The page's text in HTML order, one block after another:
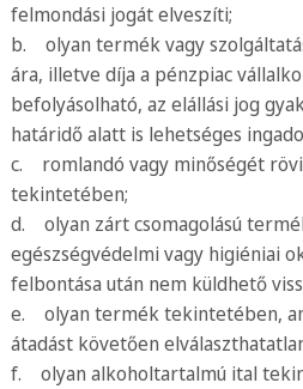
felmondási jogát elveszíti;
b. olyan termék vagy
ára, illetve díja a pénzpiac
befolyásolható, az elállási jog
határidő alatt is lehetséges
c. romlandó vagy minőségét
tekintetében;
d. olyan zárt csomagolású
egészségvédelmi vagy higiéniai
felbontása után nem küldhető
e. olyan termék tekintetében,
átadást követően
f. olyan alkoholtartalmú ital